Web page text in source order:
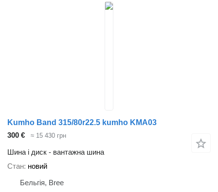
Kumho Band 315/80r22.5 kumho KMA03
300 €
≈ 15 430 грн
Шина і диск - вантажна шина
Стан новий
Бельгія, Bree